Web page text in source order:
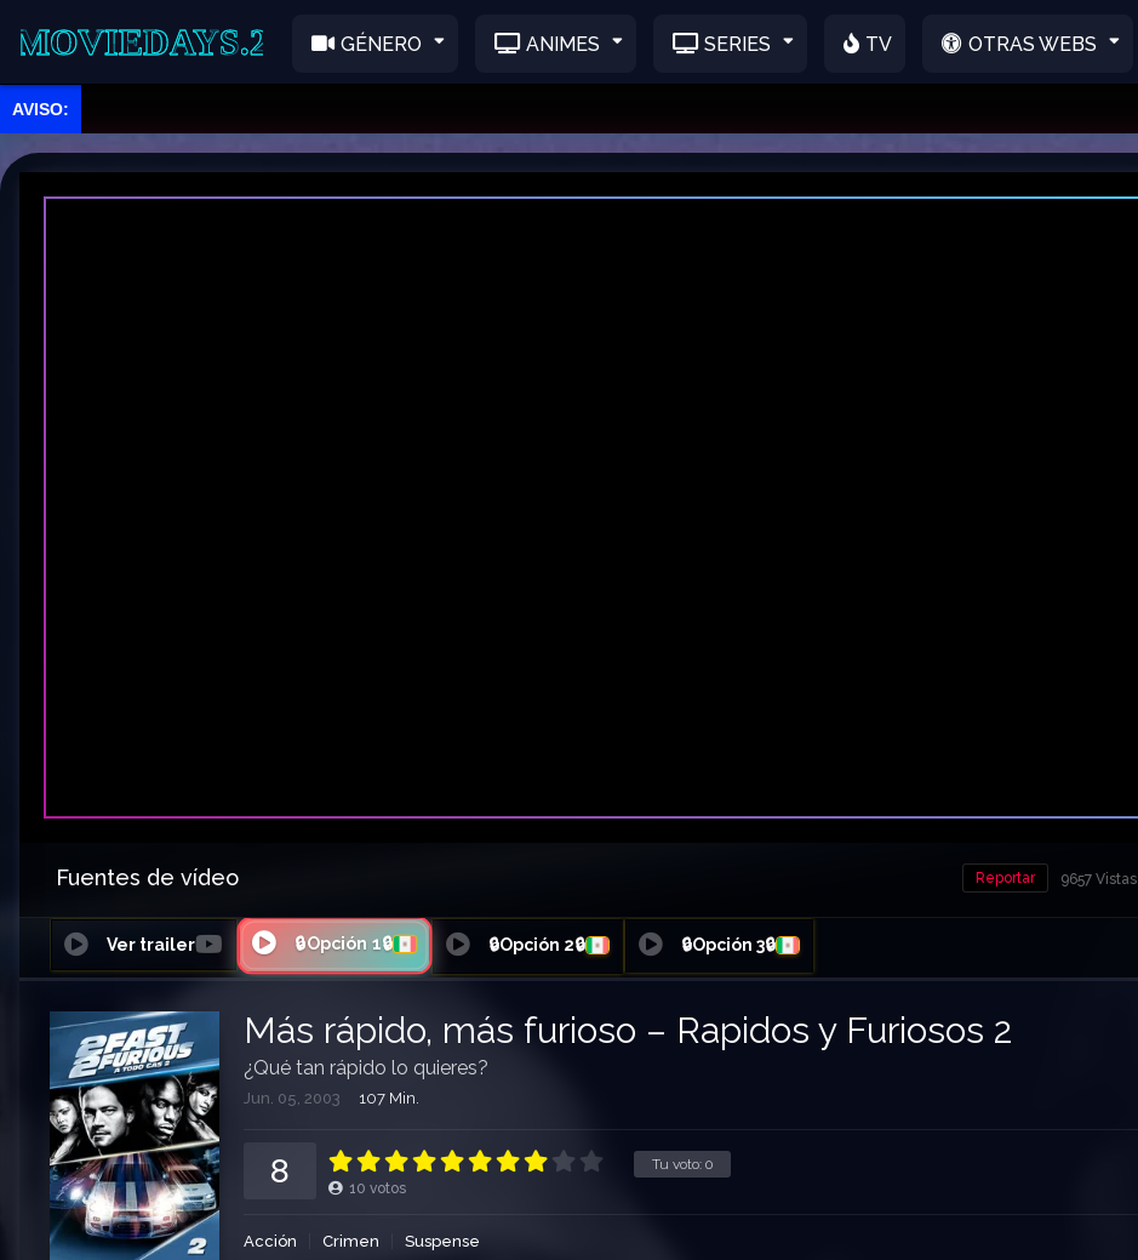
GÉNERO ANIMES SERIES TV OTRAS WEBS
Fuentes de vídeo 9657 Vistas
Reportar
Ver trailer 🔒Opción 1🔒 🔒Opción 2🔒 🔒Opción 3🔒
Más rápido, más furioso – Rapidos y Furiosos 2
¿Qué tan rápido lo quieres?
Jun. 05, 2003 107 Min.
Tu voto: 0
8 10 votos
Acción Crimen Suspense